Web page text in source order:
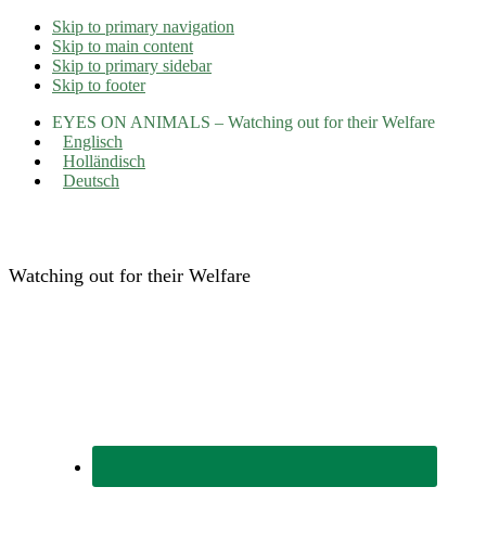
Skip to primary navigation
Skip to main content
Skip to primary sidebar
Skip to footer
EYES ON ANIMALS – Watching out for their Welfare
Englisch
Holländisch
Deutsch
Watching out for their Welfare